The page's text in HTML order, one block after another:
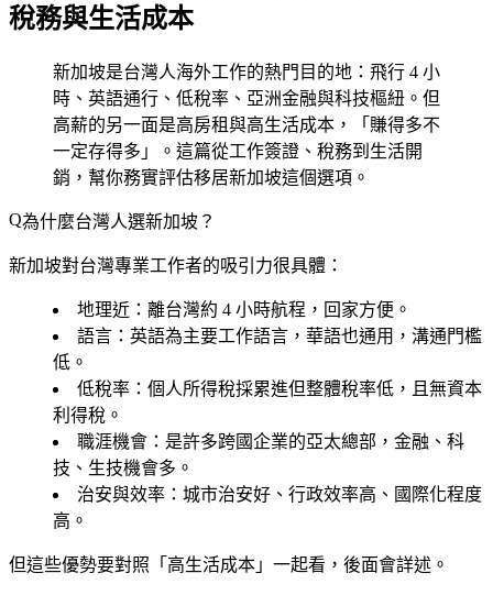
稅務與生活成本
新加坡是台灣人海外工作的熱門目的地：飛行 4 小
時、英語通行、低稅率、亞洲金融與科技樞紐。但
高薪的另一面是高房租與高生活成本，「賺得多不
一定存得多」。這篇從工作簽證、稅務到生活開
銷，幫你務實評估移居新加坡這個選項。
為什麼台灣人選新加坡？
新加坡對台灣專業工作者的吸引力很具體：
地理近 ：離台灣約 4 小時航程，回家方便。
語言 ：英語為主要工作語言，華語也通用，溝通門檻
低。
低稅率 ：個人所得稅採累進但整體稅率低，且無資本
利得稅。
職涯機會 ：是許多跨國企業的亞太總部，金融、科
技、生技機會多。
治安與效率 ：城市治安好、行政效率高、國際化程度
高。
但這些優勢要對照「高生活成本」一起看，後面會詳述。